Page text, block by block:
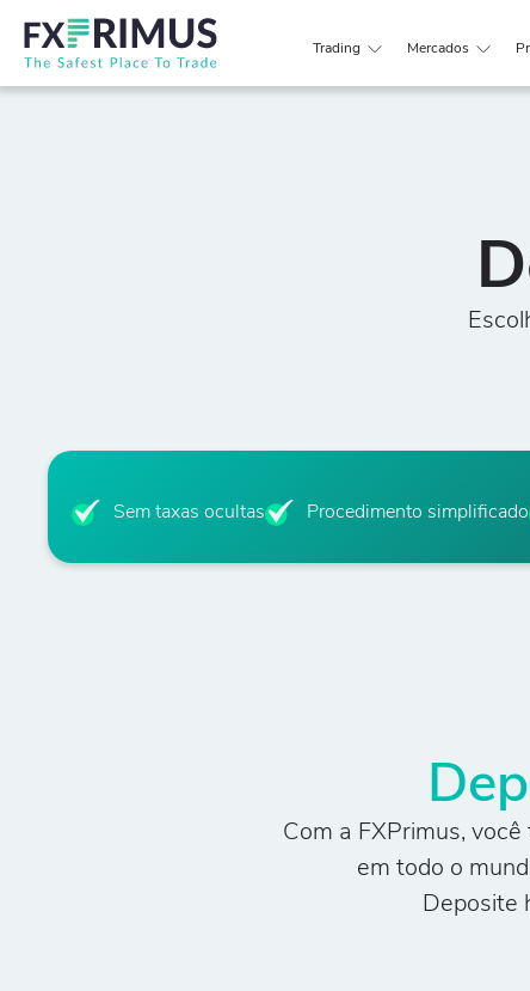
Trading Mercados
Sem taxas ocultas Procedimento simplificado
Com a FXPrimus,
em todo o
Deposite